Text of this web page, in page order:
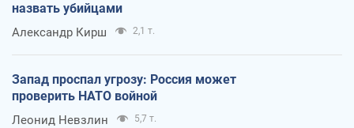
назвать убийцами
Александр Кирш 2,1 т.
Запад проспал угрозу: Россия может
проверить НАТО войной
Леонид Невзлин 5,7 т.